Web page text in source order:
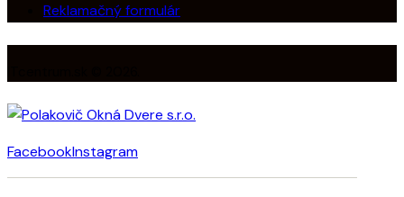
Reklamačný formulár
FacebookInstagram